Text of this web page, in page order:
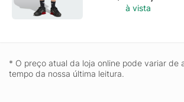
à vista
* O preço atual da loja online pode variar de
tempo da nossa última leitura.